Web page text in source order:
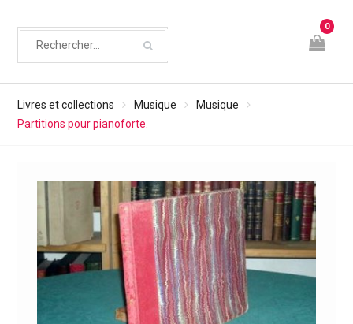
0
Livres et collections Musique
Musique
Partitions pour pianoforte.